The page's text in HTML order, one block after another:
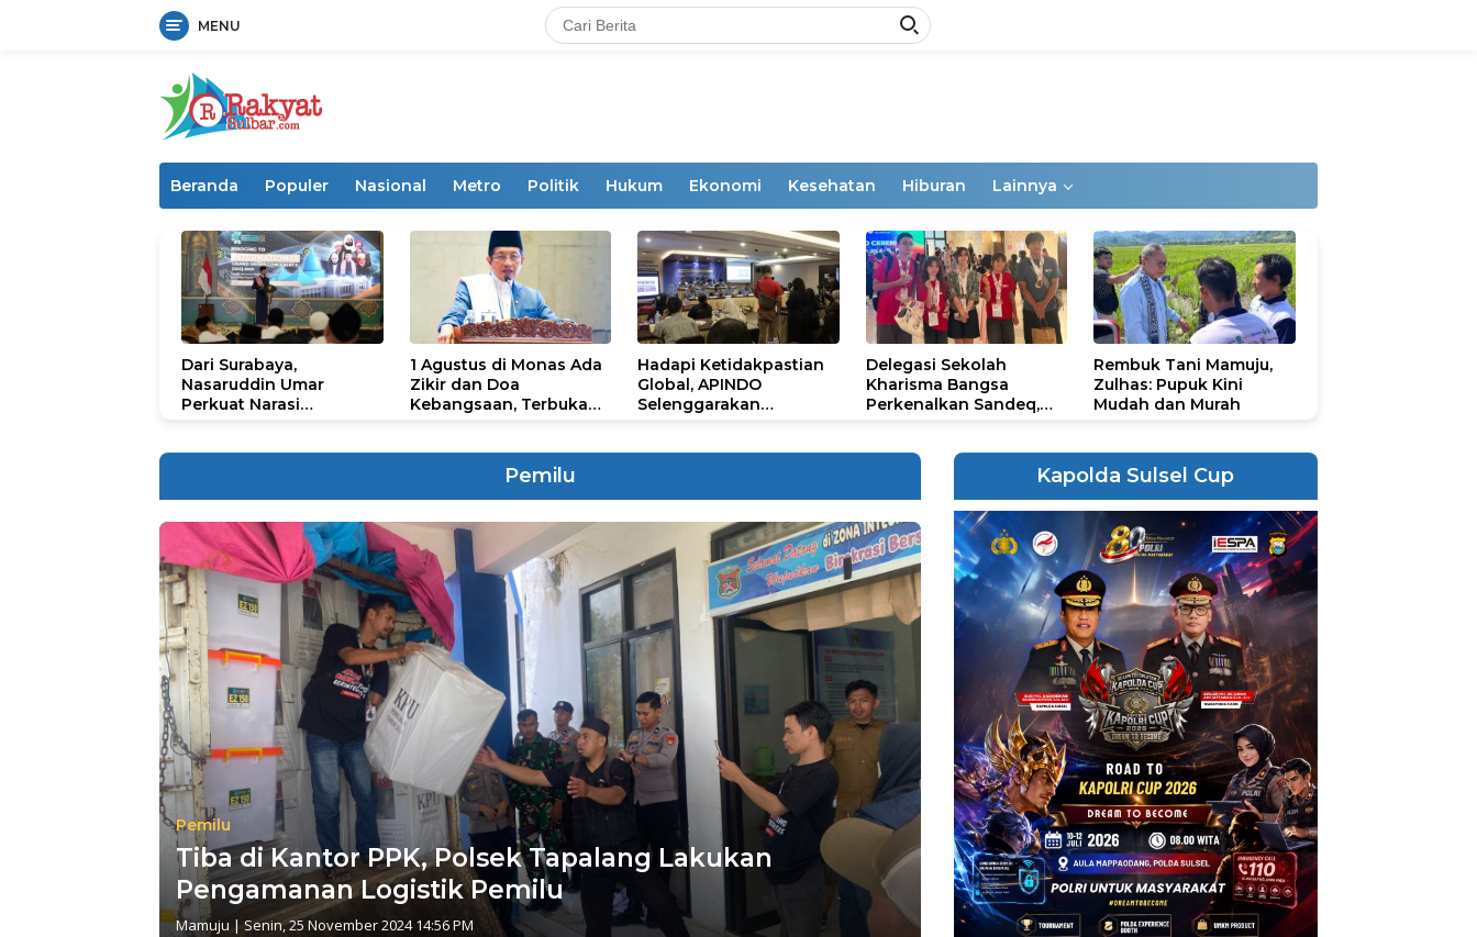
MENU
Beranda Populer Nasional Metro Politik Hukum Ekonomi Kesehatan Hiburan Lainnya
Dari Surabaya,
Nasaruddin Umar
Perkuat Narasi
1 Agustus di Monas Ada
Zikir dan Doa
Kebangsaan, Terbuka
Hadapi Ketidakpastian
Global, APINDO
Selenggarakan
Delegasi Sekolah
Kharisma Bangsa
Perkenalkan Sandeq,
STEAM Olympiad 2026
Rembuk Tani Mamuju,
Zulhas: Pupuk Kini
Mudah dan Murah
Pemilu
Pemilu
Tiba di Kantor PPK, Polsek Tapalang Lakukan
Pengamanan Logistik Pemilu
Mamuju|Senin, 25 November 2024 14:56 PM
Kapolda Sulsel Cup